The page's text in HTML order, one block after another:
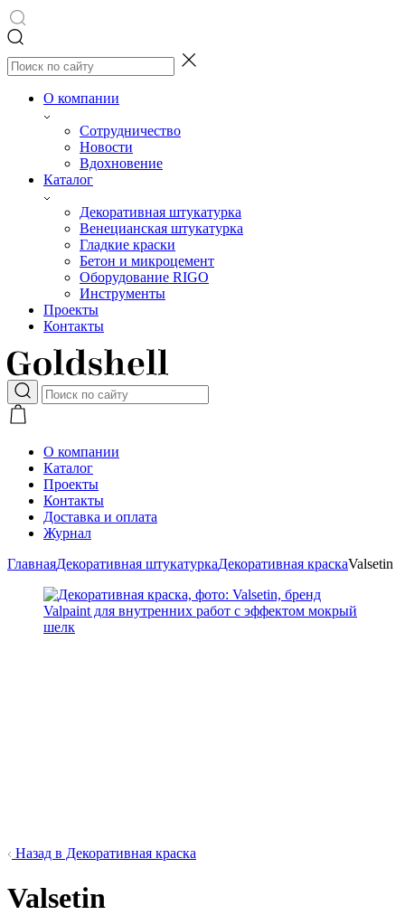
О компании
Сотрудничество
Новости
Вдохновение
Каталог
Декоративная штукатурка
Венецианская штукатурка
Гладкие краски
Бетон и микроцемент
Оборудование RIGO
Инструменты
Проекты
Контакты
О компании
Каталог
Проекты
Контакты
Доставка и оплата
Журнал
ГлавнаяДекоративная штукатуркаДекоративная краскаValsetin
Назад в Декоративная краска
Valsetin